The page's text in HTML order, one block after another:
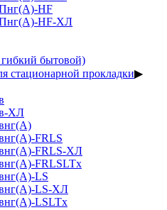
HF
HF-ХЛ
бытовой)
стационарной прокладки▶
ХЛ
FRLS
FRLS-ХЛ
FRLSLTx
LS
LS-ХЛ
LSLTx